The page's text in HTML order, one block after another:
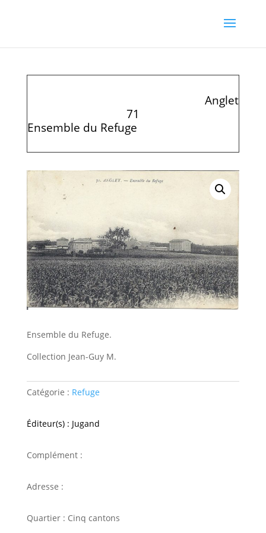
Anglet
71
Ensemble du Refuge
Ensemble du Refuge.
Collection Jean-Guy M.
Catégorie : Refuge
Éditeur(s) : Jugand
Complément :
Adresse :
Quartier : Cinq cantons